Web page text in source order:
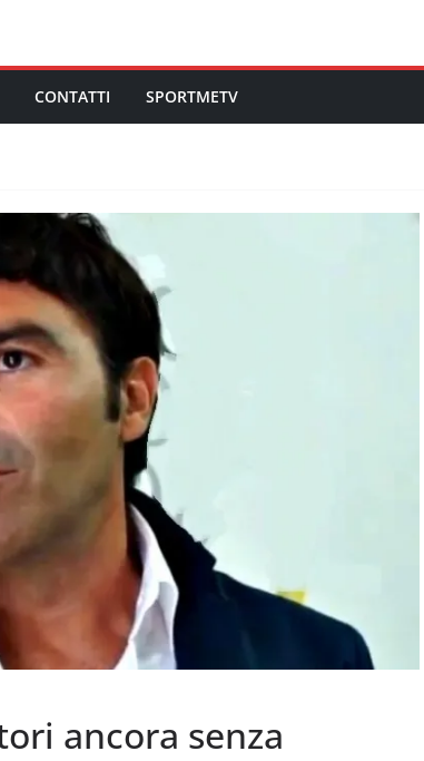
CONTATTI SPORTMETV
ancora senza